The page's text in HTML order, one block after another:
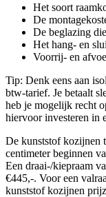
Het soort
De
De beglazing
Het hang- en
Voorrij- en
Tip: Denk eens aan
btw-tarief. Je betaalt
heb je mogelijk recht
hiervoor investeren in
De kunststof kozijnen
centimeter beginnen
Een draai-/kiepraam
€445,-. Voor een
kunststof kozijnen